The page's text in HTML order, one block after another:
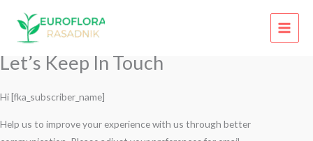
content
Let’s Keep In Touch
Hi [fka_subscriber_name]
Help us to improve your experience with us through better